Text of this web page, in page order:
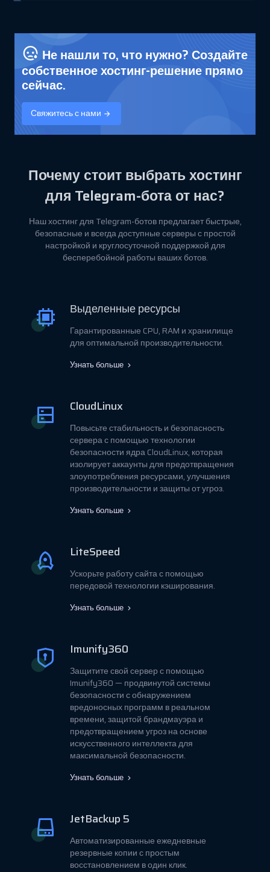
Не нашли то, что нужно? Создайте
собственное хостинг-решение прямо
сейчас.
Свяжитесь с нами
Почему стоит выбрать хостинг
для Telegram-бота от нас?
Наш хостинг для Telegram-ботов предлагает быстрые,
безопасные и всегда доступные серверы с простой
настройкой и круглосуточной поддержкой для
бесперебойной работы ваших ботов.
Выделенные ресурсы
Гарантированные CPU, RAM и хранилище
для оптимальной производительности.
Узнать больше
CloudLinux
Повысьте стабильность и безопасность
сервера с помощью технологии
безопасности ядра CloudLinux, которая
изолирует аккаунты для предотвращения
злоупотребления ресурсами, улучшения
производительности и защиты от угроз.
Узнать больше
LiteSpeed
Ускорьте работу сайта с помощью
передовой технологии кэширования.
Узнать больше
Imunify360
Защитите свой сервер с помощью
Imunify360 — продвинутой системы
безопасности с обнаружением
вредоносных программ в реальном
времени, защитой брандмауэра и
предотвращением угроз на основе
искусственного интеллекта для
максимальной безопасности.
Узнать больше
JetBackup 5
Автоматизированные ежедневные
резервные копии с простым
восстановлением в один клик.